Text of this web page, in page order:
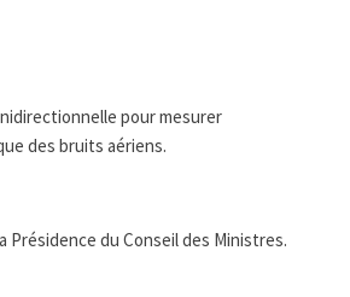
pour mesurer
des bruits aériens.
Présidence du Conseil des Ministres.